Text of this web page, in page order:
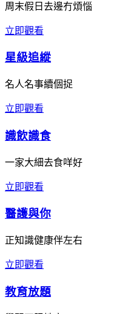
周末假日去邊冇煩惱
立即觀看
星級追縱
名人名事續個捉
立即觀看
識飲識食
一家大細去食咩好
立即觀看
醫護與你
正知識健康伴左右
立即觀看
教育放題